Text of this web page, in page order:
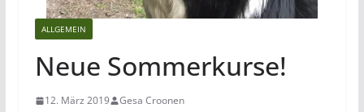
ALLGEMEIN
Neue Sommerkurse!
12. März 2019 Gesa Croonen